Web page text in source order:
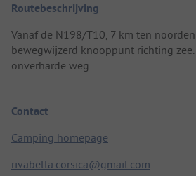
Routebeschrijving
Vanaf de N198/T10, 7 km ten
bewegwijzerd knooppunt richting
onverharde weg .
Contact
Camping homepage
rivabella.corsica@gmail.com